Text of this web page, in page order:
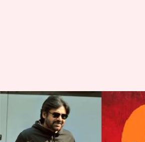
ఓజీ సినిమా షూటింగ్ పై
ఈ సంవత్సరంలోనే
ప్లాన్?